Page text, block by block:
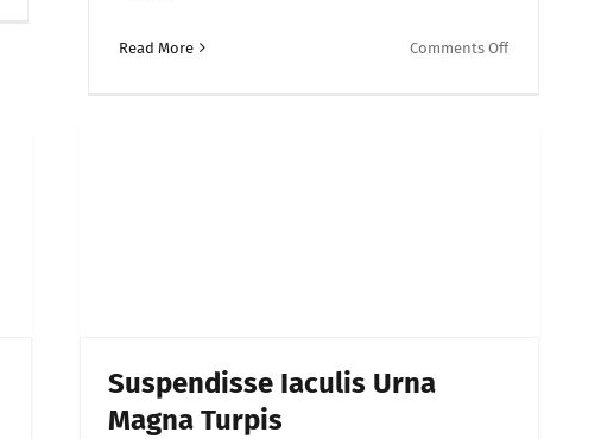
Read More Comments Offon
Suspendisse Iaculis Urna
Magna Turpis